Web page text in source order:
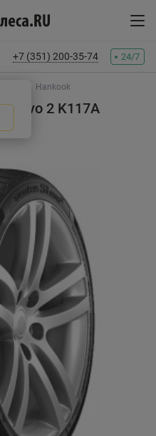
+7 (351) 200-35-74 24/7
Hankook
Evo 2 K117A